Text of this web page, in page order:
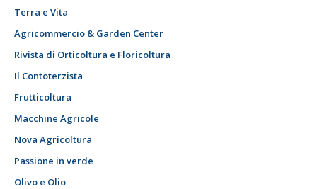
Terra e Vita
Agricommercio & Garden Center
Rivista di Orticoltura e Floricoltura
Il Contoterzista
Frutticoltura
Macchine Agricole
Nova Agricoltura
Passione in verde
Olivo e Olio